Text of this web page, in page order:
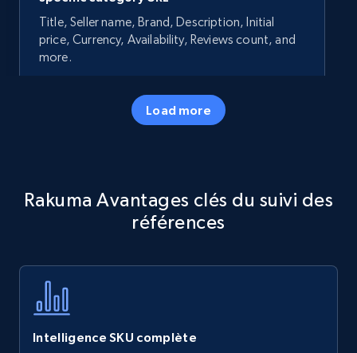
Title, Seller name, Brand, Description, Initial
price, Currency, Availability, Reviews count, and
more.
5.7K+ Commencer
specific keywords
Title, Seller name, Brand, Description, Initial
Load more
Rakuma Avantages clés du suivi des
références
Intelligence SKU complète